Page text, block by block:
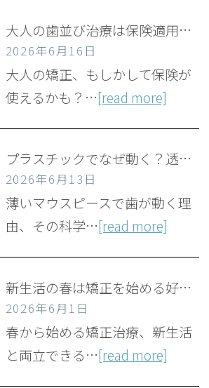
大人の歯並び治療は保険適用？条件となる疾患と医療費控除の活用法
2026年6月16日
大人の矯正、もしかして保険が
使えるかも？…[read more]
プラスチックでなぜ動く？透明マウスピースで歯並びが整う仕組み
2026年6月13日
薄いマウスピースで歯が動く理
由、その科学…[read more]
新生活の春は矯正を始める好タイミング？仕事と両立の不安を解消する理由
2026年6月1日
春から始める矯正治療、新生活
と両立できる…[read more]